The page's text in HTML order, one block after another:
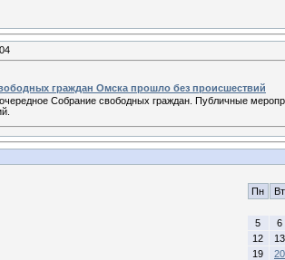
04
граждан Омска прошло без происшествий
Собрание свободных граждан. Публичные
Пн Вт
5
6
12
13
19
20